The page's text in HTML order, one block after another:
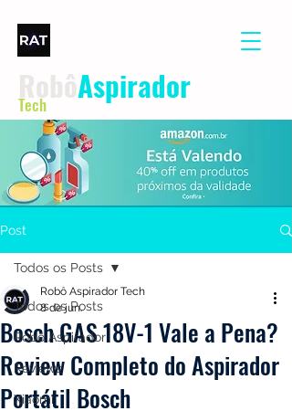
Aspirador
Tech
Post
Todos os Posts
Robô Aspirador
Reviews
Xiaomi
Todos os Posts
Bosch GAS 18V-1 Vale a Pena?
Review Completo do Aspirador
Portátil Bosch
Robô Aspirador Tech
8 de jun.